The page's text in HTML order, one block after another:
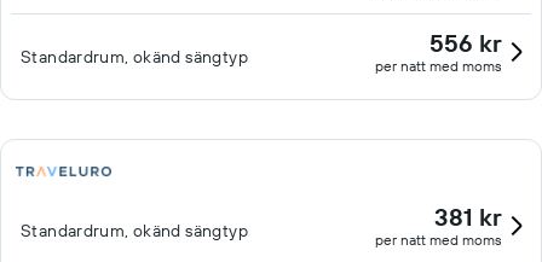
Standardrum, okänd sängtyp 556 kr
per natt med moms
Standardrum, okänd sängtyp 381 kr
per natt med moms